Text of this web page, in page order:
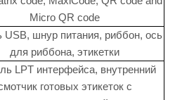
Micro QR code
USB, шнур питания, риббон, ось
для риббона, этикетки
LPT интерфейса, внутренний
готовых этикеток с